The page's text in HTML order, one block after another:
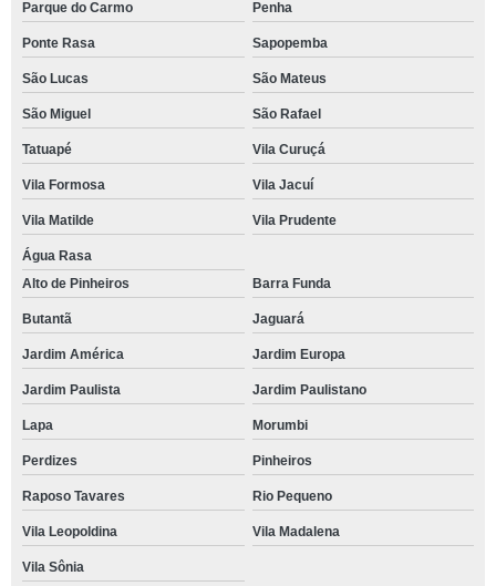
Parque do Carmo Penha
Ponte Rasa Sapopemba
São Lucas São Mateus
São Miguel São Rafael
Tatuapé Vila Curuçá
Vila Formosa Vila Jacuí
Vila Matilde Vila Prudente
Água Rasa
Alto de Pinheiros
Barra Funda
Butantã Jaguará
Jardim América Jardim Europa
Jardim Paulista Jardim Paulistano
Lapa Morumbi
Perdizes Pinheiros
Raposo Tavares Rio Pequeno
Vila Leopoldina Vila Madalena
Vila Sônia